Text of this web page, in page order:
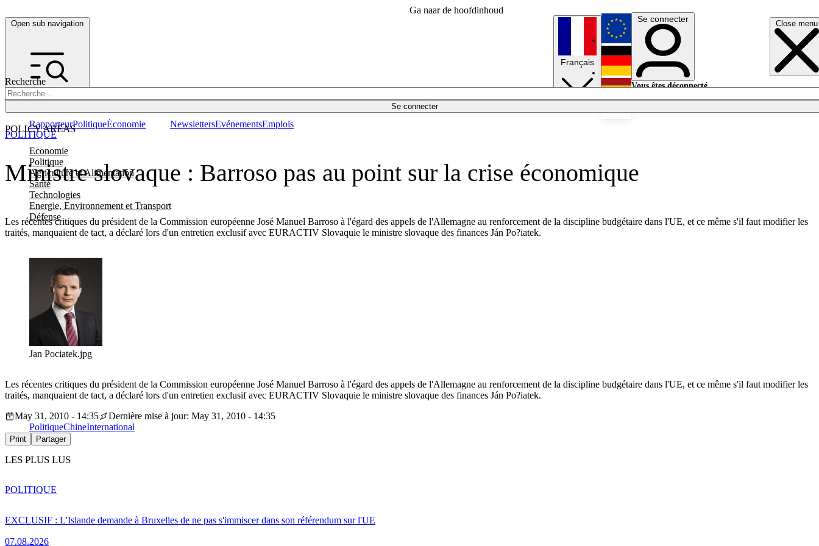
Ga naar de hoofdinhoud
Open sub navigation Close menu
Recherche
Se connecter
POLICY AREAS
Economie
Politique
Agriculture et Alimentation
Santé
Technologies
Energie, Environnement et Transport
Défense
RapporteurPolitiqueÉconomie NewslettersEvénementsEmplois
Français
English
Deutsch
Se connecter
Vous êtes déconnecté.
Ministre slovaque : Barroso pas au point sur la crise économique
Les récentes critiques du président de la Commission européenne José Manuel Barroso à l'égard des appels de l'Allemagne au renforcement de la discipline budgétaire dans l'UE, et ce même s'il faut modifier les
traités, manquaient de tact, a déclaré lors d'un entretien exclusif avec EURACTIV Slovaquie le ministre slovaque des finances Ján Po?iatek.
POLITIQUE
Jan Pociatek.jpg
Les récentes critiques du président de la Commission européenne José Manuel Barroso à l'égard des appels de l'Allemagne au renforcement de la discipline budgétaire dans l'UE, et ce même s'il faut modifier les
traités, manquaient de tact, a déclaré lors d'un entretien exclusif avec EURACTIV Slovaquie le ministre slovaque des finances Ján Po?iatek.
May 31, 2010 - 14:35
Dernière mise à jour: May 31, 2010 - 14:35
PolitiqueChineInternational
Print Partager
LES PLUS LUS
EXCLUSIF : L'Islande demande à Bruxelles de ne pas s'immiscer dans son référendum sur l'UE
07.08.2026
POLITIQUE